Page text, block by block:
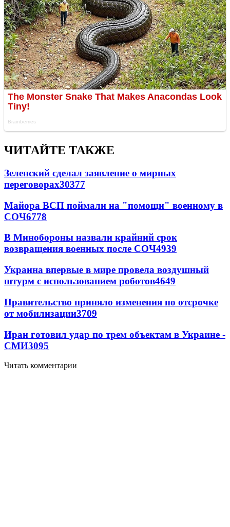
ЧИТАЙТЕ ТАКЖЕ
Зеленский сделал заявление о мирных
переговорах30377
Майора ВСП поймали на "помощи" военному в
СОЧ6778
В Минобороны назвали крайний срок
возвращения военных после СОЧ4939
Украина впервые в мире провела воздушный
штурм с использованием роботов4649
Правительство приняло изменения по отсрочке
от мобилизации3709
Иран готовил удар по трем объектам в Украине -
СМИ3095
Читать комментарии